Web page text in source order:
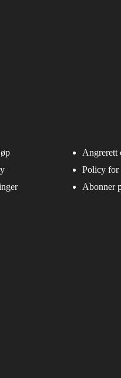
Angrerett
Policy for
Abonner